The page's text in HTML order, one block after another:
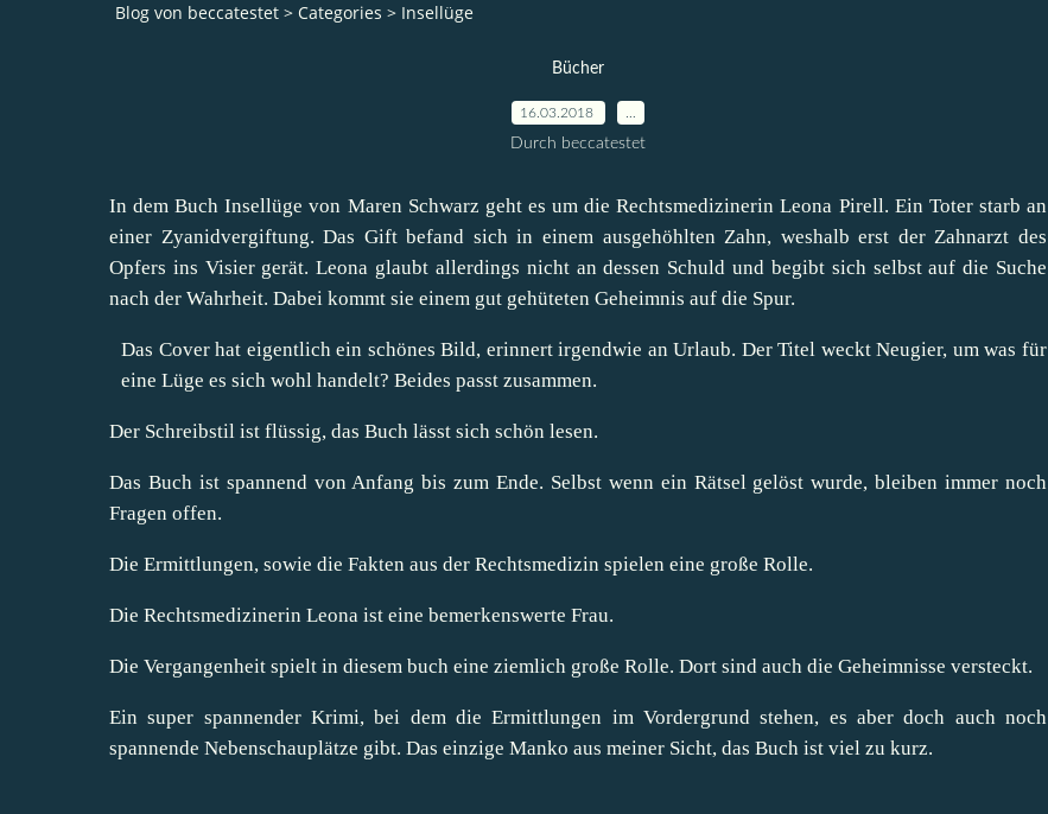
Blog von beccatestet > Categories > Insellüge
Bücher
16.03.2018
Durch beccatestet
In dem Buch Insellüge von Maren Schwarz geht es um die Rechtsmedizinerin Leona Pirell. Ein Toter starb an
einer Zyanidvergiftung. Das Gift befand sich in einem ausgehöhlten Zahn, weshalb erst der Zahnarzt des
Opfers ins Visier gerät. Leona glaubt allerdings nicht an dessen Schuld und begibt sich selbst auf die Suche
nach der Wahrheit. Dabei kommt sie einem gut gehüteten Geheimnis auf die Spur.
Das Cover hat eigentlich ein schönes Bild, erinnert irgendwie an Urlaub. Der Titel weckt Neugier, um was für
eine Lüge es sich wohl handelt? Beides passt zusammen.
Der Schreibstil ist flüssig, das Buch lässt sich schön lesen.
Das Buch ist spannend von Anfang bis zum Ende. Selbst wenn ein Rätsel gelöst wurde, bleiben immer noch
Fragen offen.
Die Ermittlungen, sowie die Fakten aus der Rechtsmedizin spielen eine große Rolle.
Die Rechtsmedizinerin Leona ist eine bemerkenswerte Frau.
Die Vergangenheit spielt in diesem buch eine ziemlich große Rolle. Dort sind auch die Geheimnisse versteckt.
Ein super spannender Krimi, bei dem die Ermittlungen im Vordergrund stehen, es aber doch auch noch
spannende Nebenschauplätze gibt. Das einzige Manko aus meiner Sicht, das Buch ist viel zu kurz.